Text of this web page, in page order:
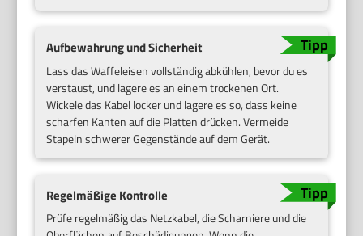
Aufbewahrung und Sicherheit
Lass das Waffeleisen vollständig abkühlen, bevor du es
verstaust, und lagere es an einem trockenen Ort.
Wickele das Kabel locker und lagere es so, dass keine
scharfen Kanten auf die Platten drücken. Vermeide
Stapeln schwerer Gegenstände auf dem Gerät.
Regelmäßige Kontrolle
Prüfe regelmäßig das Netzkabel, die Scharniere und die